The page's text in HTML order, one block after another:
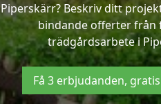
Piperskärr? Beskriv ditt
bindande offerter från
trädgårdsarbete i
Få 3 erbjudanden,